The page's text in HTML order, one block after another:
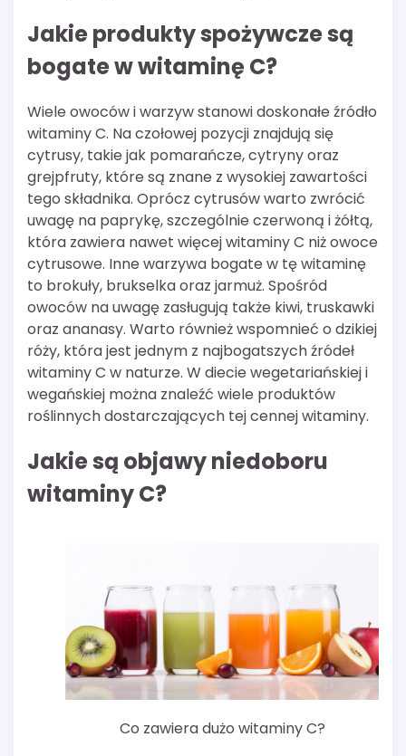
Jakie produkty spożywcze są
bogate w witaminę C?
Wiele owoców i warzyw stanowi doskonałe źródło
witaminy C. Na czołowej pozycji znajdują się
cytrusy, takie jak pomarańcze, cytryny oraz
grejpfruty, które są znane z wysokiej zawartości
tego składnika. Oprócz cytrusów warto zwrócić
uwagę na paprykę, szczególnie czerwoną i żółtą,
która zawiera nawet więcej witaminy C niż owoce
cytrusowe. Inne warzywa bogate w tę witaminę
to brokuły, brukselka oraz jarmuż. Spośród
owoców na uwagę zasługują także kiwi, truskawki
oraz ananasy. Warto również wspomnieć o dzikiej
róży, która jest jednym z najbogatszych źródeł
witaminy C w naturze. W diecie wegetariańskiej i
wegańskiej można znaleźć wiele produktów
roślinnych dostarczających tej cennej witaminy.
Jakie są objawy niedoboru
witaminy C?
Co zawiera dużo witaminy C?